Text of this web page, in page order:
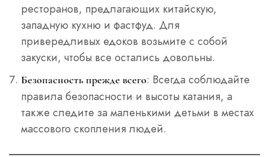
ресторанов, предлагающих китайскую,
западную кухню и фастфуд. Для
привередливых едоков возьмите с собой
закуски, чтобы все остались довольны.
Безопасность прежде всего: Всегда соблюдайте
правила безопасности и высоты катания, а
также следите за маленькими детьми в местах
массового скопления людей.